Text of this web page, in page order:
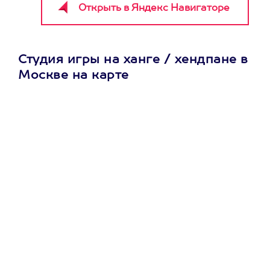
Студия игры на ханге / хендпане в
Москве на карте